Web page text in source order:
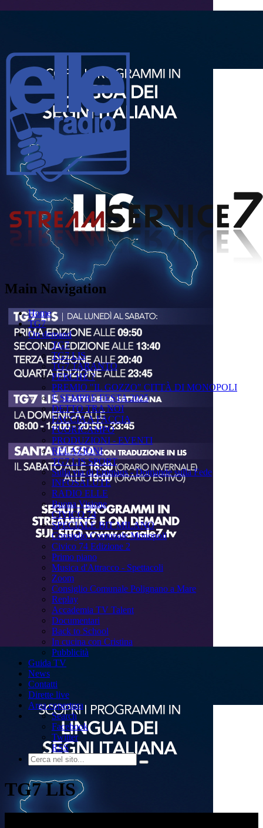
Main Navigation
Home
TG7
On demand
TG7
TG7 LIS
TG7 TARANTO
PERCHÉ ?
PREMIO "IL GOZZO" CITTÀ DI MONOPOLI
È SEMPRE FESTA 2025
DETTO TRA NOI
FACCIA A FACCIA
FUORICAMPO
PRODUZIONI - EVENTI
RELAZIONI
TG7 LIS SPORT
Sulla via di Emmaus - Domande sulla Fede
INFOSALUTE
RADIO ELLE
Buona Visione
CIVICO 74
SPECIALE BIT MILANO
Consiglio Comunale Monopoli
Civico 74 Edizione 2
Primo piano
Musica d'Attracco - Spettacoli
Zoom
Consiglio Comunale Polignano a Mare
Replay
Accademia TV Talent
Documentari
Back to School
In cucina con Cristina
Pubblicità
Guida TV
News
Contatti
Dirette live
Area copertura
Search
Facebook
Twitter
RSS
TG7 LIS